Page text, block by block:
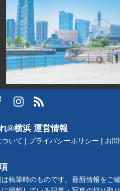
®横浜 運営情報
いて プライバシーポリシー お
執筆時のものです。最新情報をご